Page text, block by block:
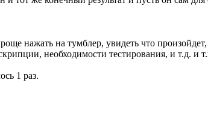
нажать на тумблер, увидеть что
необходимости тестирования, и т.д. и
1 раз.